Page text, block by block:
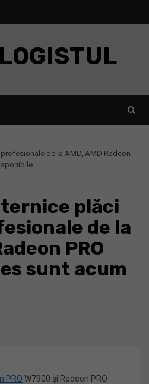
de la AMD, AMD Radeon
plăci
de la
PRO
sunt acum
PRO W7900 și Radeon PRO